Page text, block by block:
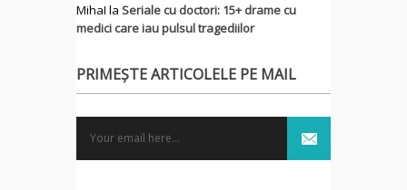
MihaI la Seriale cu doctori: 15+ drame cu
medici care iau pulsul tragediilor
PRIMEȘTE ARTICOLELE PE MAIL